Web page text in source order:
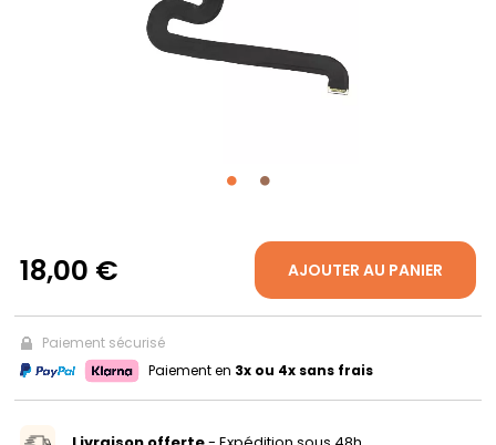
18,00 € AJOUTER AU PANIER
Paiement sécurisé
Paiement en 3x ou 4x sans frais
FR